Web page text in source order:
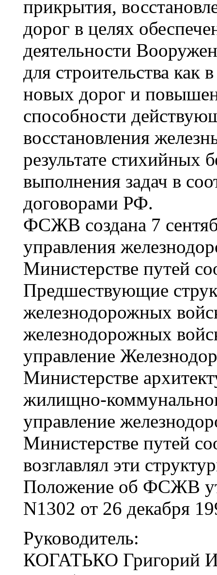
прикрытия,
дорог в целях
деятельности
для строительства как
новых дорог и
способности
восстановления
результате стихийных
выполнения задач в
договорами РФ.
ФСЖВ создана 7
управления
Министерстве путей
Предшествующие
железнодорожных
железнодорожных
управление
Министерстве
жилищно-
управление
Министерстве путей
возглавлял эти
Положение об ФСЖВ
N1302 от 26 декабря
Руководитель:
КОГАТЬКО Григорий